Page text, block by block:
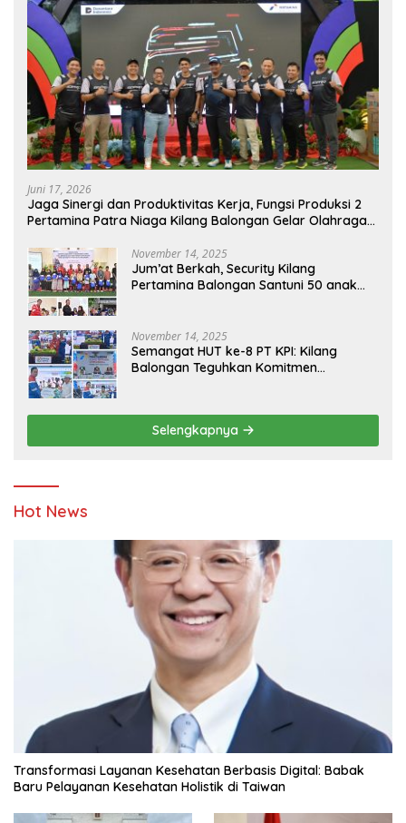
Juni 17, 2026
Jaga Sinergi dan Produktivitas Kerja, Fungsi Produksi 2
Pertamina Patra Niaga Kilang Balongan Gelar Olahraga
November 14, 2025
Jum’at Berkah, Security Kilang
Pertamina Balongan Santuni 50 anak
November 14, 2025
Semangat HUT ke-8 PT KPI: Kilang
Balongan Teguhkan Komitmen
Pendidikan
Selengkapnya
Hot News
Transformasi Layanan Kesehatan Berbasis Digital: Babak
Baru Pelayanan Kesehatan Holistik di Taiwan